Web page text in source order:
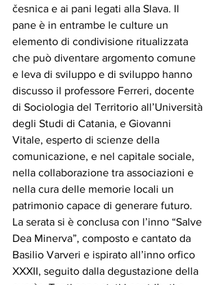
česnica e ai pani legati alla Slava. Il
pane è in entrambe le culture un
elemento di condivisione ritualizzata
che può diventare argomento comune
e leva di sviluppo e di sviluppo hanno
discusso il professore Ferreri, docente
di Sociologia del Territorio all’Università
degli Studi di Catania, e Giovanni
Vitale, esperto di scienze della
comunicazione, e nel capitale sociale,
nella collaborazione tra associazioni e
nella cura delle memorie locali un
patrimonio capace di generare futuro.
La serata si è conclusa con l’inno “Salve
Dea Minerva”, composto e cantato da
Basilio Varveri e ispirato all’inno orfico
XXXII, seguito dalla degustazione della